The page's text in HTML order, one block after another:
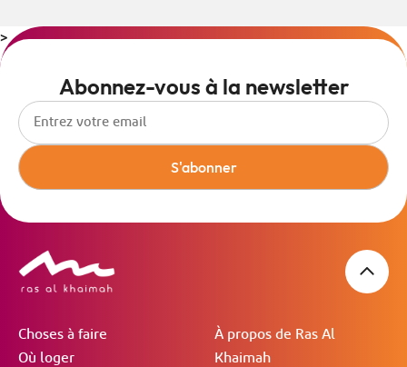
>
Abonnez-vous à la newsletter
S'abonner
Choses à faire
Où loger
À propos de Ras Al
Khaimah